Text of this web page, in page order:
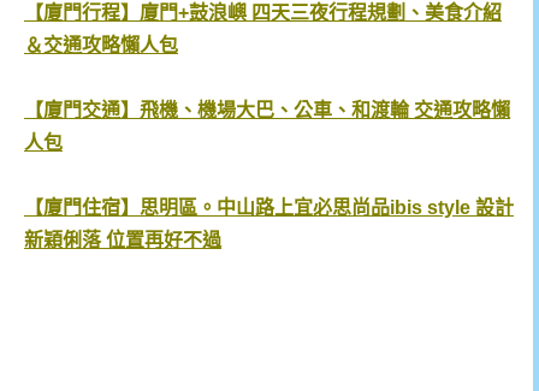
【廈門行程】廈門+鼓浪嶼 四天三夜行程規劃、美食介紹
＆交通攻略懶人包
【廈門交通】飛機、機場大巴、公車、和渡輪 交通攻略懶
人包
【廈門住宿】思明區。中山路上宜必思尚品ibis style 設計
新穎俐落 位置再好不過